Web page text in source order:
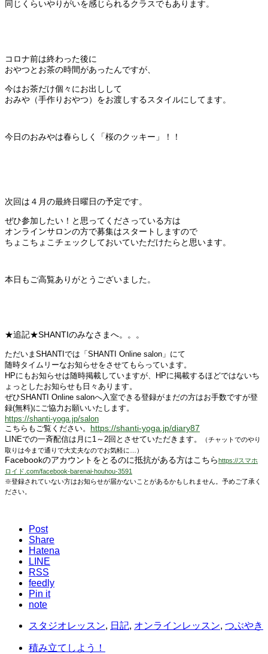
同じくらいやりがいを感じられるクラスでもあります。
コロナ前は終わった後に
おやつとお茶の時間があったんですが、
今はお茶だけ個々にお出しして
おみや（手作りおやつ）をお渡しするスタイルにしてます。
今日のおみやは春らしく「桜のクッキー」！！
次回は４月の最終日曜日の予定です。
ぜひ参加したい！と思ってくださっている方は
オンラインサロンの方で募集はスタートしますので
ちょこちょこチェックしておいていただけたらと思います。
本日もご高覧ありがとうございました。
★追記★SHANTIのみなさまへ。。。
ただいまSHANTIでは「SHANTI Online salon」にて
随時タイムリーなお知らせをさせてもらっています。
HPにもお知らせは随時掲載していますが、
HPに掲載するほどではないち
ょっとしたお知らせも日々あります。
ぜひSHANTI Online salonへ入室できる登録がまだの方はお手数ですが登
録(無料)にご協力お願いいたします。
https://shanti-yoga.jp/salon
こちらもご覧ください。 https://shanti-yoga.jp/diary87
LINEでの一斉配信は月に1～2回とさせていただきます。
（チャットでのやり
取りは今まで通りで大丈夫なのでお気軽に…）
Facebookのアカウントをとるのに抵抗がある方はこちらhttps://スマホ
ロイド.com/facebook-barenai-houhou-3591
※登録されていない方はお知らせが届かないことがあるかもしれません。予めご了承く
ださい。
Post
Share
Hatena
LINE
RSS
feedly
Pin it
note
スタジオレッスン, 日記, オンラインレッスン, つぶやき
積み立てしよう！